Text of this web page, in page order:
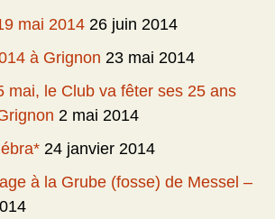
mai 2014 26 juin 2014
à Grignon 23 mai 2014
mai, le Club va fêter ses 25 ans
2 mai 2014
24 janvier 2014
à la Grube (fosse) de Messel –